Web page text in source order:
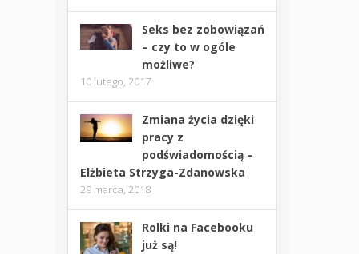
Seks bez zobowiązań
– czy to w ogóle
możliwe?
10 lutego, 2017
Zmiana życia dzięki
pracy z
podświadomością –
Elżbieta Strzyga-Zdanowska
29 marca, 2018
Rolki na Facebooku
już są!